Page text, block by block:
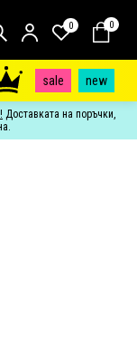
sale new
0 0
Доставката на поръчки,